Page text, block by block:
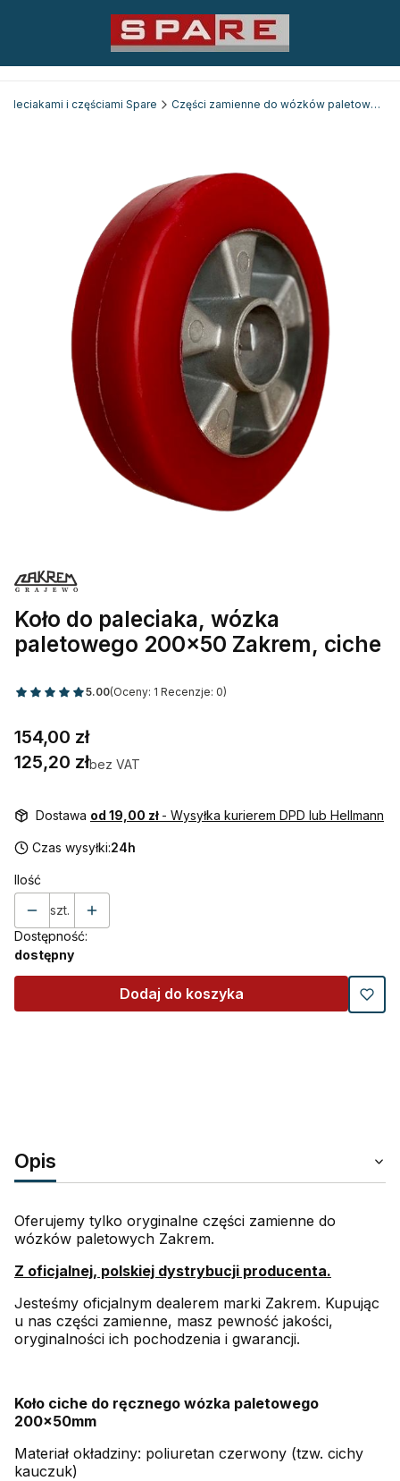
i częściami Spare Części zamienne do wózków paletowych
Koło do paleciaka, wózka
paletowego 200x50 Zakrem, ciche
5.00(Oceny: 1 Recenzje: 0)
Cena
125,20 złbez VAT
Cena
154,00 zł
Dostawa od 19,00 zł - Wysyłka kurierem DPD lub Hellmann
Czas wysyłki:24h
Ilość
szt.
Dostępność:
dostępny
Dodaj do koszyka
Opis
Oferujemy tylko oryginalne części zamienne do
wózków paletowych Zakrem.
Z oficjalnej, polskiej dystrybucji producenta.
Jesteśmy oficjalnym dealerem marki Zakrem. Kupując
u nas części zamienne, masz pewność jakości,
oryginalności ich pochodzenia i gwarancji.
Koło ciche do ręcznego wózka paletowego
200x50mm
Materiał okładziny: poliuretan czerwony (tzw. cichy
kauczuk)